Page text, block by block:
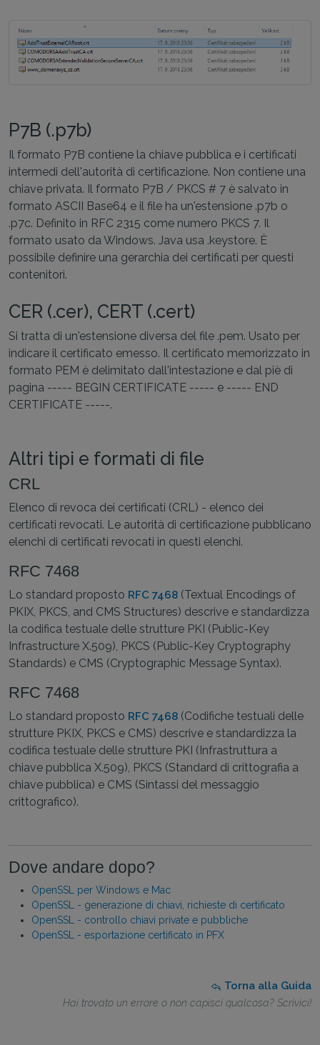
P7B (.p7b)
Il formato P7B contiene la chiave pubblica e i certificati
intermedi dell'autorità di certificazione. Non contiene una
chiave privata. Il formato P7B / PKCS # 7 è salvato in
formato ASCII Base64 e il file ha un'estensione .p7b o
.p7c. Definito in RFC 2315 come numero PKCS 7. Il
formato usato da Windows. Java usa .keystore. È
possibile definire una gerarchia dei certificati per questi
contenitori.
CER (.cer), CERT (.cert)
Si tratta di un'estensione diversa del file .pem. Usato per
indicare il certificato emesso. Il certificato memorizzato in
formato PEM è delimitato dall'intestazione e dal piè di
pagina ----- BEGIN CERTIFICATE ----- e ----- END
CERTIFICATE -----.
Altri tipi e formati di file
CRL
Elenco di revoca dei certificati (CRL) - elenco dei
certificati revocati. Le autorità di certificazione pubblicano
elenchi di certificati revocati in questi elenchi.
RFC 7468
Lo standard proposto RFC 7468 (Textual Encodings of
PKIX, PKCS, and CMS Structures) descrive e standardizza
la codifica testuale delle strutture PKI (Public-Key
Infrastructure X.509), PKCS (Public-Key Cryptography
Standards) e CMS (Cryptographic Message Syntax).
RFC 7468
Lo standard proposto RFC 7468 (Codifiche testuali delle
strutture PKIX, PKCS e CMS) descrive e standardizza la
codifica testuale delle strutture PKI (Infrastruttura a
chiave pubblica X.509), PKCS (Standard di crittografia a
chiave pubblica) e CMS (Sintassi del messaggio
crittografico).
Dove andare dopo?
OpenSSL per Windows e Mac
OpenSSL - generazione di chiavi, richieste di certificato
OpenSSL - controllo chiavi private e pubbliche
OpenSSL - esportazione certificato in PFX
Torna alla Guida
Hai trovato un errore o non capisci qualcosa? Scrivici!